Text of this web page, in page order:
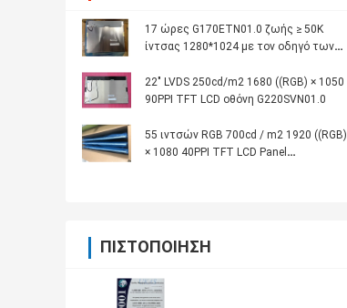
17 ώρες G170ETN01.0 ζωής ≥ 50K
ίντσας 1280*1024 με τον οδηγό των
22" LVDS 250cd/m2 1680 ((RGB) × 1050
90PPI TFT LCD οθόνη G220SVN01.0
55 ιντσών RGB 700cd / m2 1920 ((RGB)
× 1080 40PPI TFT LCD Panel
ΠΙΣΤΟΠΟΊΗΣΗ